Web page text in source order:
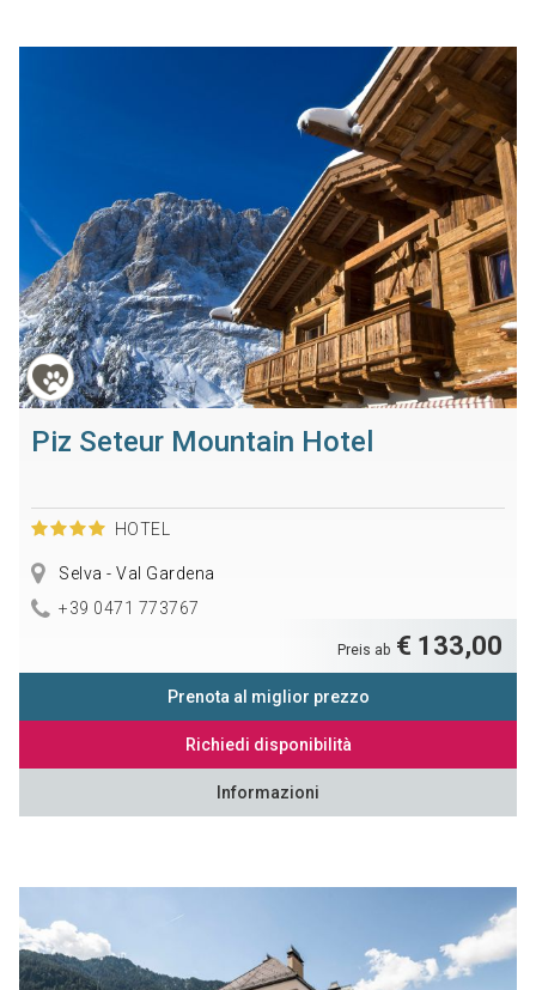
Piz Seteur Mountain Hotel
HOTEL
Selva - Val Gardena
+39 0471 773767
Preis ab € 133,00
Prenota al miglior prezzo
Richiedi disponibilità
Informazioni